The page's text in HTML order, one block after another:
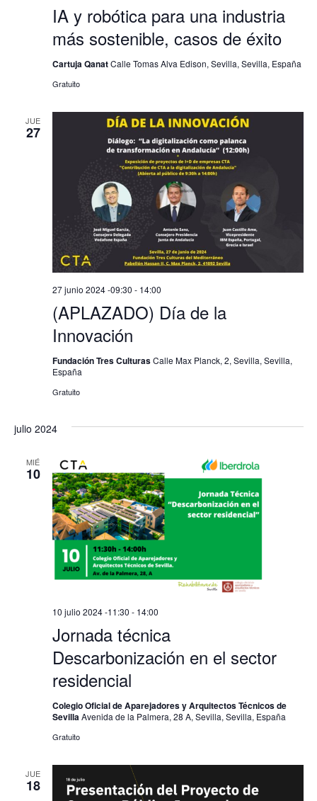
IA y robótica para una industria
más sostenible, casos de éxito
Cartuja QanatCalle Tomas Alva Edison, Sevilla, Sevilla, España
Gratuito
JUE
27
(APLAZADO) Día de la
Innovación
27 junio 2024 -09:30 - 14:00
Fundación Tres CulturasCalle Max Planck, 2, Sevilla, Sevilla,
España
Gratuito
julio 2024
MIÉ
10
Jornada técnica
Descarbonización en el sector
residencial
10 julio 2024 -11:30 - 14:00
Colegio Oficial de Aparejadores y Arquitectos Técnicos de
SevillaAvenida de la Palmera, 28 A, Sevilla, Sevilla, España
Gratuito
JUE
18